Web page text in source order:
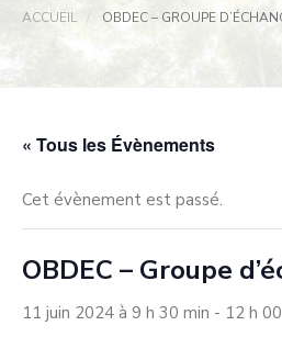
ACCUEIL OBDEC – GROUPE
« Tous les Évènements
Cet évènement est passé.
OBDEC – Groupe
11 juin 2024 à 9 h 30 min - 12 h